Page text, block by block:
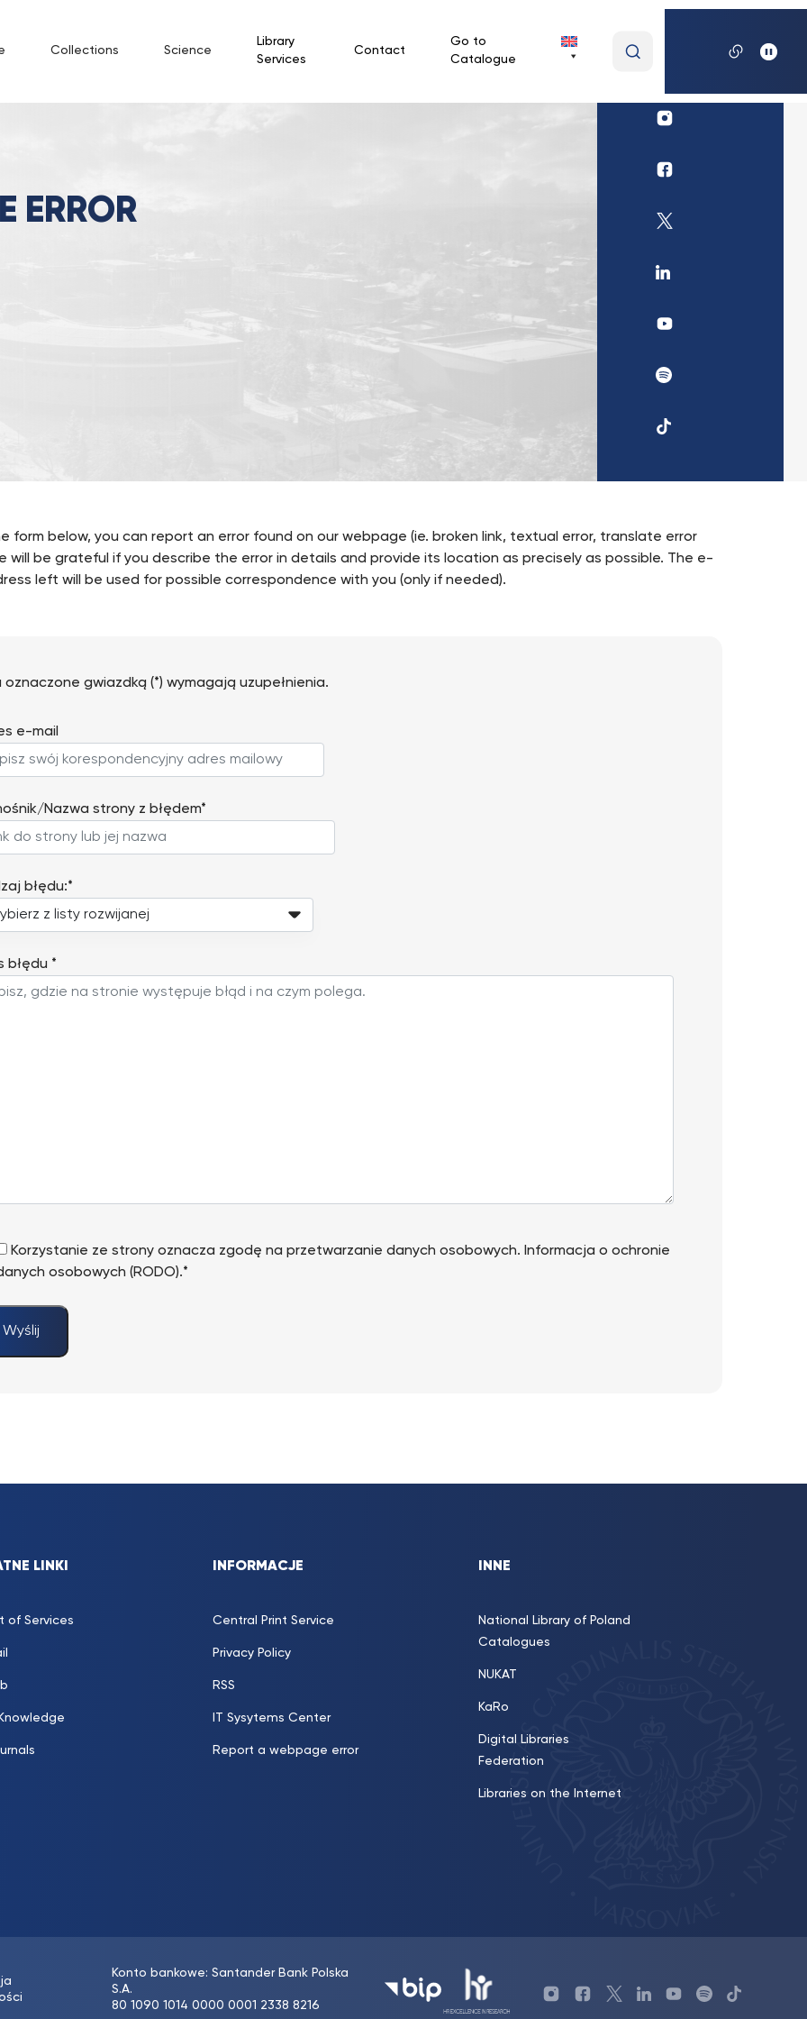
Collections Science
Library
Services
Contact
Go to
Catalogue
wyszukiwaną
ERROR
Profil
Profil
Facebook
Profil
Linkedin
UKSW
UKSW
TikTok
form below, you can report an error found on our webpage (ie. broken link, textual error, translate error
will be grateful if you describe the error in details and provide its location as precisely as possible. The e-
left will be used for possible correspondence with you (only if needed).
oznaczone gwiazdką (*) wymagają uzupełnienia.
e-mail
Nazwa strony z błędem*
błędu:*
błędu *
Korzystanie ze strony oznacza zgodę na przetwarzanie danych osobowych. Informacja o ochronie
osobowych (RODO).*
Wyślij
LINKI
of Services
INFORMACJE
Central Print Service
Privacy Policy
RSS
IT Sysytems Center
Report a webpage error
INNE
National Library of Poland
Catalogues
NUKAT
KaRo
Digital Libraries
Federation
Libraries on the Internet
Konto bankowe: Santander Bank Polska
S.A.
80 1090 1014 0000 0001 2338 8216
Profil Profil
ProfilProfil UKSWProfilTikTok